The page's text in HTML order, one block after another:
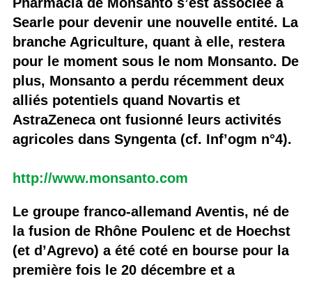
Searle pour devenir une nouvelle entité. La
branche Agriculture, quant à elle, restera
pour le moment sous le nom Monsanto. De
plus, Monsanto a perdu récemment deux
alliés potentiels quand Novartis et
AstraZeneca ont fusionné leurs activités
agricoles dans Syngenta (cf. Inf’ogm n°4).
http://www.monsanto.com
Le groupe franco-allemand Aventis, né de
la fusion de Rhône Poulenc et de Hoechst
(et d’Agrevo) a été coté en bourse pour la
première fois le 20 décembre et a